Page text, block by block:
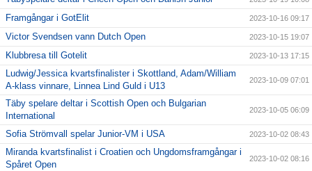
Framgångar i GotElit 2023-10-16 09:17
Victor Svendsen vann Dutch Open 2023-10-15 19:07
Klubbresa till Gotelit 2023-10-13 17:15
Ludwig/Jessica kvartsfinalister i Skottland, Adam/William
A-klass vinnare, Linnea Lind Guld i U13
2023-10-09 07:01
Täby spelare deltar i Scottish Open och Bulgarian
International
2023-10-05 06:09
Sofia Strömvall spelar Junior-VM i USA 2023-10-02 08:43
Miranda kvartsfinalist i Croatien och Ungdomsframgångar i
Spåret Open
2023-10-02 08:16